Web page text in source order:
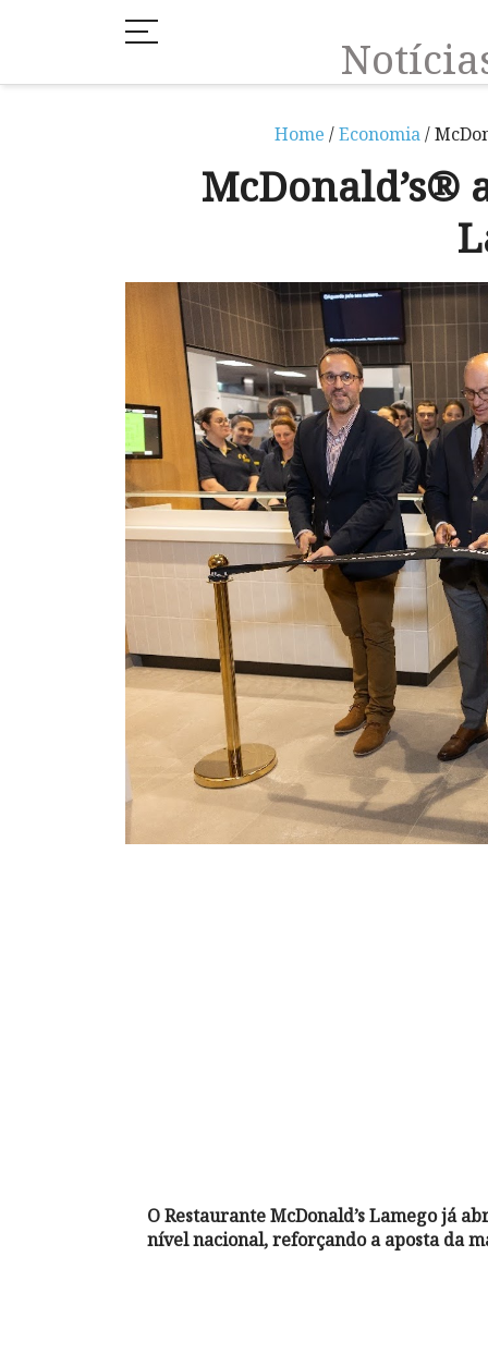
Home /Economia/
McDonald’s®
O Restaurante McDonald’s Lamego já
nível nacional, reforçando a aposta da